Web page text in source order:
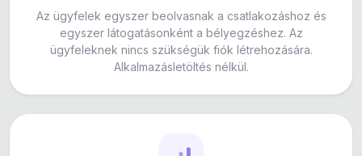
Az ügyfelek egyszer beolvasnak a csatlakozáshoz és
egyszer látogatásonként a bélyegzéshez. Az
ügyfeleknek nincs szükségük fiók létrehozására.
Alkalmazásletöltés nélkül.